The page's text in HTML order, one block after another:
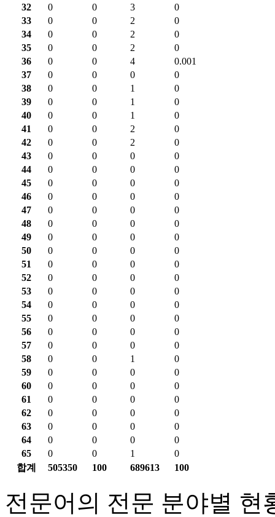
32
0 0 3
0
33
0 0 2
0
34
0 0 2
0
35
0 0 2
0
36
0 0 4
0.001
37
0 0 0
0
38
0 0 1
0
39
0 0 1
0
40
0 0 1
0
41
0 0 2
0
42
0 0 2
0
43
0 0 0
0
44
0 0 0
0
45
0 0 0
0
46
0 0 0
0
47
0 0 0
0
48
0 0 0
0
49
0 0 0
0
50
0 0 0
0
51
0 0 0
0
52
0 0 0
0
53
0 0 0
0
54
0 0 0
0
55
0 0 0
0
56
0 0 0
0
57
0 0 0
0
58
0 0 1
0
59
0 0 0
0
60
0 0 0
0
61
0 0 0
0
62
0 0 0
0
63
0 0 0
0
64
0 0 0
0
65
0 0 1
0
합계
505350 100 689613 100
전문어의 전문 분야별 현